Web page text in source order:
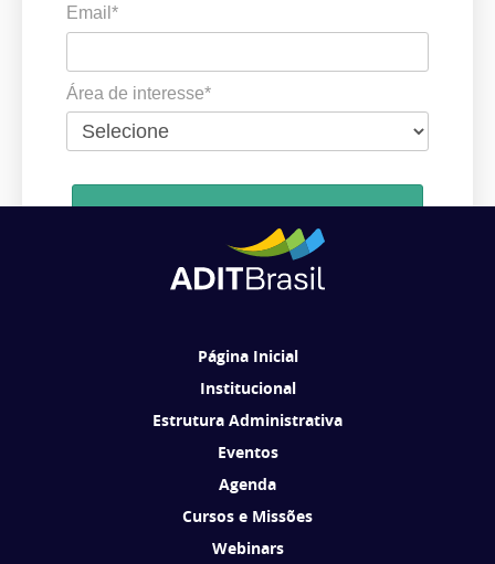
Email*
Área de interesse*
Ao se cadastrar, você concorda em receber comunicações da ADIT
Página Inicial
Institucional
Estrutura Administrativa
Eventos
Agenda
Cursos e Missões
Webinars